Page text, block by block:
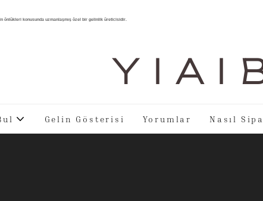
önlükleri konusunda uzmanlaşmış özel bir gelinlik üreticisidir.
Y I A I
Gelin Gösterisi Yorumlar Nasıl